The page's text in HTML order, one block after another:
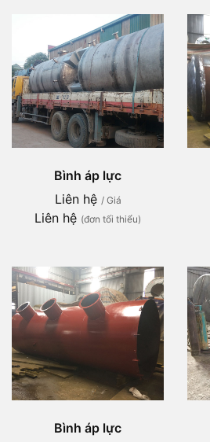
Bình áp lực
Liên hệ / Giá
Liên hệ (đơn tối thiểu)
Bình áp lực